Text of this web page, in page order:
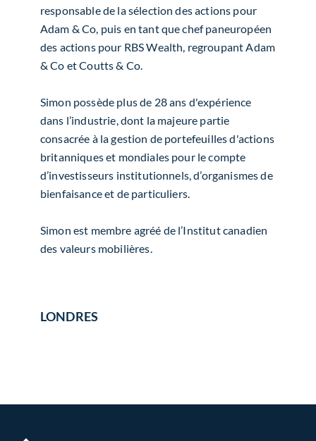
responsable de la sélection des actions pour
Adam & Co, puis en tant que chef paneuropéen
des actions pour RBS Wealth, regroupant Adam
& Co et Coutts & Co.
Simon possède plus de 28 ans d'expérience
dans l’industrie, dont la majeure partie
consacrée à la gestion de portefeuilles d'actions
britanniques et mondiales pour le compte
d’investisseurs institutionnels, d’organismes de
bienfaisance et de particuliers.
Simon est membre agréé de l’Institut canadien
des valeurs mobilières.
LONDRES